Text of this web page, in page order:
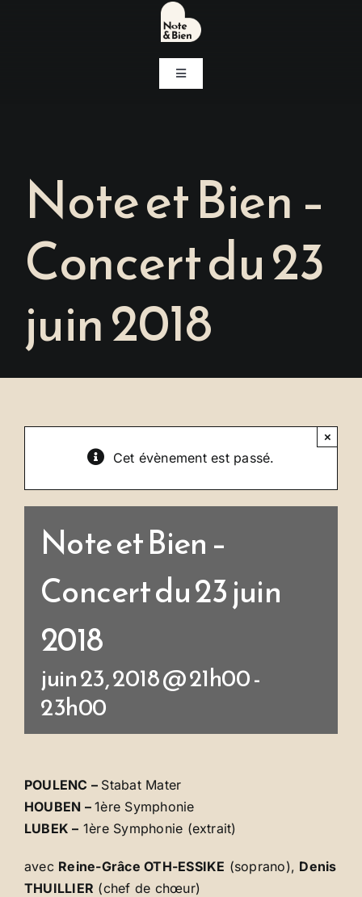
Navigation
à
Notre association
Associations soutenues
Contact
Se connecter
Note et Bien –
Concert du 23
juin 2018
Cet évènement est passé.
×
Note et Bien –
Concert du 23 juin
2018
juin 23, 2018 @ 21h00-
23h00
POULENC – Stabat Mater
HOUBEN –1ère Symphonie
LUBEK – 1ère Symphonie (extrait)
avec Reine-Grâce OTH-ESSIKE (soprano), Denis
THUILLIER (chef de chœur)